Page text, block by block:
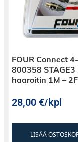
FOUR Connect 4-
800358 STAGE3
haaroitin 1M – 2F
28,00€/kpl
LISÄÄ